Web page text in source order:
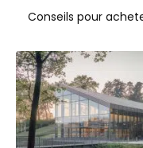
Conseils pour